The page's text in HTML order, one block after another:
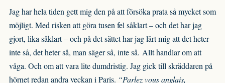
Jag har hela tiden gett mig den på att försöka prata så mycket som
möjligt. Med risken att göra tusen fel såklart – och det har jag
gjort, lika såklart – och på det sättet har jag lärt mig att det heter
inte så, det heter så, man säger så, inte så. Allt handlar om att
våga. Och om att vara lite dumdristig. Jag gick till skräddaren på
hörnet redan andra veckan i Paris. “Parlez vous anglais,